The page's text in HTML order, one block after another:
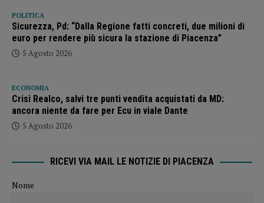
POLITICA
Sicurezza, Pd: “Dalla Regione fatti concreti, due milioni di
euro per rendere più sicura la stazione di Piacenza”
5 Agosto 2026
ECONOMIA
Crisi Realco, salvi tre punti vendita acquistati da MD:
ancora niente da fare per Ecu in viale Dante
5 Agosto 2026
RICEVI VIA MAIL LE NOTIZIE DI PIACENZA
Nome